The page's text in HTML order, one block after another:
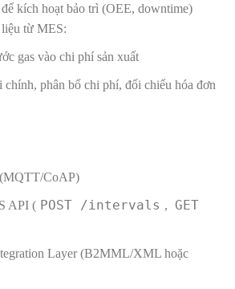
kích hoạt bảo trì (OEE, downtime)
từ MES:
gas vào chi phí sản xuất
chính, phân bổ chi phí, đối chiếu hóa đơn
CoAP)
API ( POST /intervals , GET
Layer (B2MML/XML hoặc